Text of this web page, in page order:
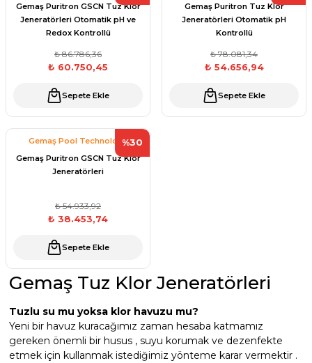
Sıvı pH Düşürücü
Gemaş Havuz
Wtr Havuz
Sıvı Ph- Düşürücü
Toz Ph+ Yükseltici
Ayak Dezenfektanı
Havuz Vana
Havuz Elektrik
Bahçe Süs Havuzu
Endüstriyel Blower
Ayak Havuzu
Gemaş Puritron GSCN Tuz Klor
Jeneratörleri Otomatik pH ve
Redox Kontrollü
₺ 86.786,36
₺ 60.750,45
Sepete Ekle
Gemaş Puritron Tuz Klor
Jeneratörleri Otomatik pH
Kontrollü
₺ 78.081,34
₺ 54.656,94
Sepete Ekle
%30
Gemaş Pool Technology
Gemaş Puritron GSCN Tuz Klor
Jeneratörleri
₺ 54.933,92
₺ 38.453,74
Sepete Ekle
Gemaş Tuz Klor Jeneratörleri
Tuzlu su mu yoksa klor havuzu mu?
Yeni bir havuz kuracağımız zaman hesaba katmamız
gereken önemli bir husus , suyu korumak ve dezenfekte
etmek için kullanmak istediğimiz yönteme karar vermektir .